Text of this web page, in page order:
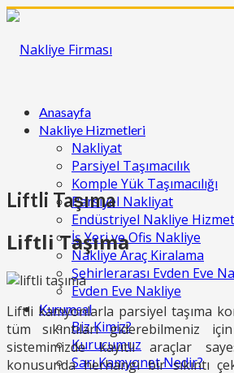
Anasayfa
Nakliye Hizmetleri
Nakliyat
Parsiyel Taşımacılık
Komple Yük Taşımacılığı
Parsiyel Nakliyat
Endüstriyel Nakliye
İş Yeri ve Ofis Nakliye
Nakliye Araç Kiralama
Şehirlerarası Evden Eve
Evden Eve Nakliye
Kurumsal
Biz Kimiz?
Kurucumuz
Sarı Kamyonet Nedir?
Liftli Taşıma
Liftli Taşıma
Liftli kamyonlarla parsiyel taşıma
tüm sıkıntıları giderebilmeniz
sistemimizde kayıtlı araçlar
konusunda herhangi bir sıkıntı